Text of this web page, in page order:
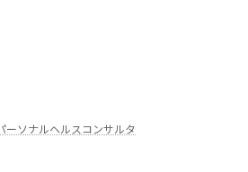
ーソナルヘルスコンサルタ